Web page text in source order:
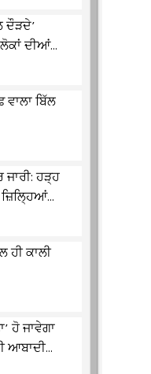
ਦੌੜਦੇ’
ਦੀਆਂ...
ਵਾਲਾ ਬਿੱਲ
ਹੜ੍ਹ
ਹੀ ਕਾਲੀ
ਹੋ ਜਾਵੇਗਾ
ਆਬਾਦੀ...